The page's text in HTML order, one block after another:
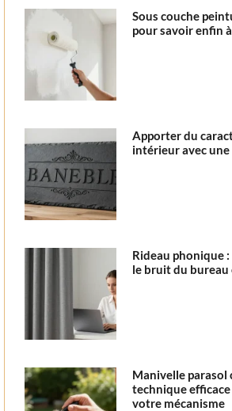
Sous couche
pour savoir enfin
Apporter du
intérieur avec
Rideau phonique
le bruit du
Manivelle parasol
technique
votre mécanisme